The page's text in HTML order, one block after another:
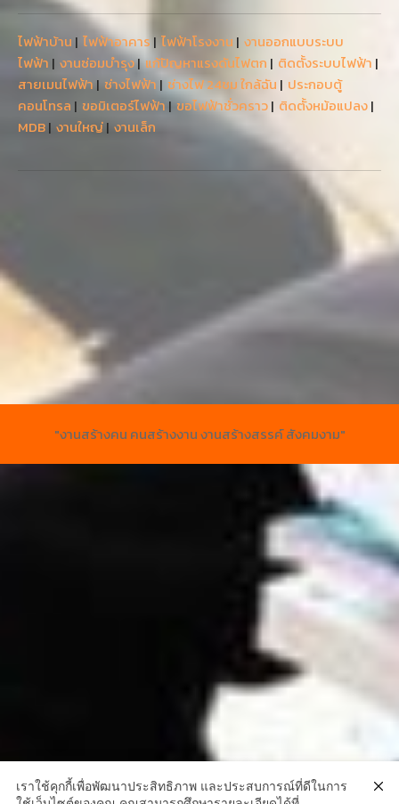
ไฟฟ้าบ้าน | ไฟฟ้าอาคาร | ไฟฟ้าโรงงาน | งานออกแบบระบบ
ไฟฟ้า | งานซ่อมบำรุง|แก้ปัญหาแรงดันไฟตก | ติดตั้งระบบไฟฟ้า |
สายเมนไฟฟ้า | ช่างไฟฟ้า | ช่างไฟ 24ชม ใกล้ฉัน | ประกอบตู้
คอนโทรล | ขอมิเตอร์ไฟฟ้า | ขอไฟฟ้าชั่วคราว| ติดตั้งหม้อแปลง|
MDB| งานใหญ่| งานเล็ก
"งานสร้างคน คนสร้างงาน งานสร้างสรรค์ สังคมงาม"
เราใช้คุกกี้เพื่อพัฒนาประสิทธิภาพ และประสบการณ์ที่ดีในการ